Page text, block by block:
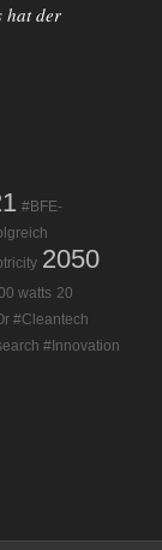
hat der
#BFE-
2050
watts 20
#Cleantech
#Innovation